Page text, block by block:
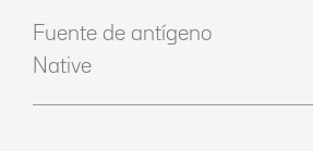
Fuente de antígeno
Native